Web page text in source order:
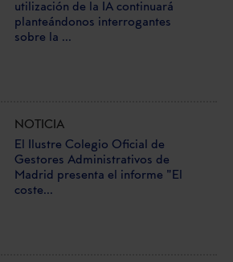
utilización de la IA continuará
planteándonos interrogantes
sobre la ...
NOTICIA
El Ilustre Colegio Oficial de
Gestores Administrativos de
Madrid presenta el informe "El
coste...